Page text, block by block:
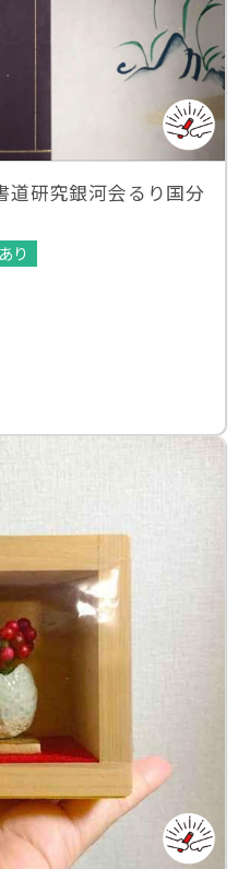
道研究銀河会るり国分
り